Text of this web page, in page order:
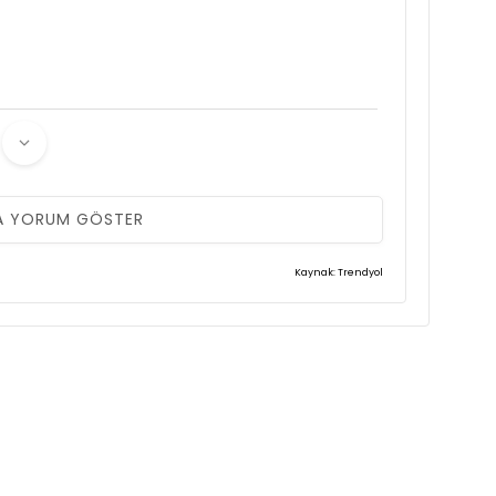
YORUM GÖSTER
Kaynak: Trendyol